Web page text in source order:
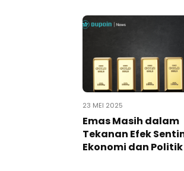
23 MEI 2025
Emas Masih dalam
Tekanan Efek
Ekonomi dan Politik